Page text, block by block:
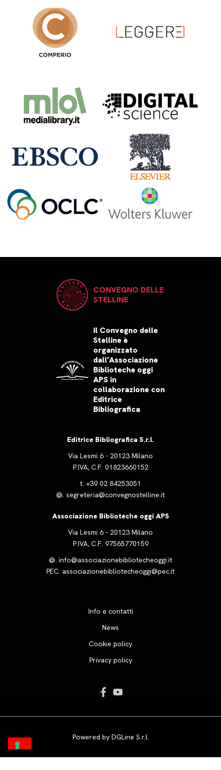
CONVEGNO DELLE
STELLINE
Il Convegno delle
Stelline è
organizzato
dall’Associazione
Biblioteche oggi
APS in
collaborazione con
Editrice
Bibliografica
Editrice Bibliografica S.r.l.
Via Lesmi 6 - 20123 Milano
P.IVA, C.F. 01823660152
t. +39 02 84253051
@. segreteria@convegnostelline.it
Associazione Biblioteche oggi APS
Via Lesmi 6 - 20123 Milano
P.IVA, C.F. 97565770159
@. info@associazionebibliotecheoggi.it
PEC. associazionebibliotecheoggi@pec.it
Info e contatti
News
Cookie policy
Privacy policy
Powered by DGLine S.r.l.